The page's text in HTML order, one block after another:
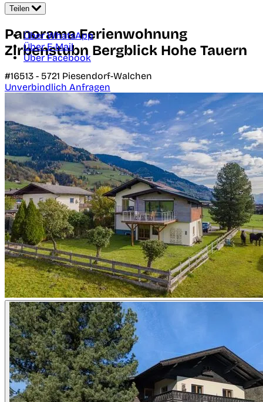
Teilen
Über WhatsApp
Über E-Mail
Über Facebook
Panorama Ferienwohnung
Zirbenstubn Bergblick Hohe Tauern
#16513 - 5721 Piesendorf-Walchen
Unverbindlich Anfragen